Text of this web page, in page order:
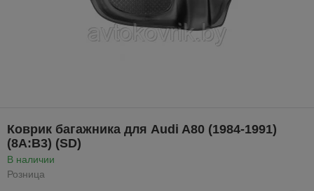
Коврик багажника для Audi A80 (1984-1991)
(8A:B3) (SD)
В наличии
Розница